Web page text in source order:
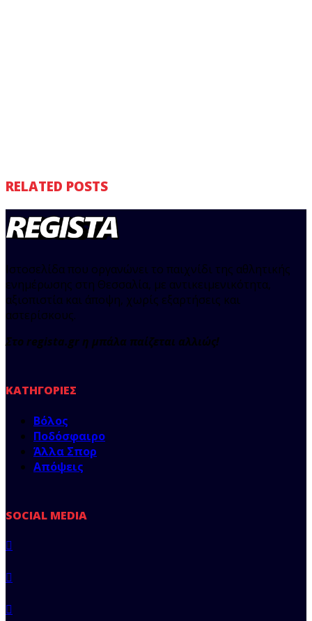
RELATED POSTS
Ιστοσελίδα που οργανώνει το παιχνίδι της αθλητικής
ενημέρωσης στη Θεσσαλία, με αντικειμενικότητα,
αξιοπιστία και άποψη, χωρίς εξαρτήσεις και
αστερίσκους.
Στο regista.gr η μπάλα παίζεται αλλιώς!
ΚΑΤΗΓΟΡΊΕΣ
Βόλος
Ποδόσφαιρο
Άλλα Σπορ
Απόψεις
SOCIAL MEDIA